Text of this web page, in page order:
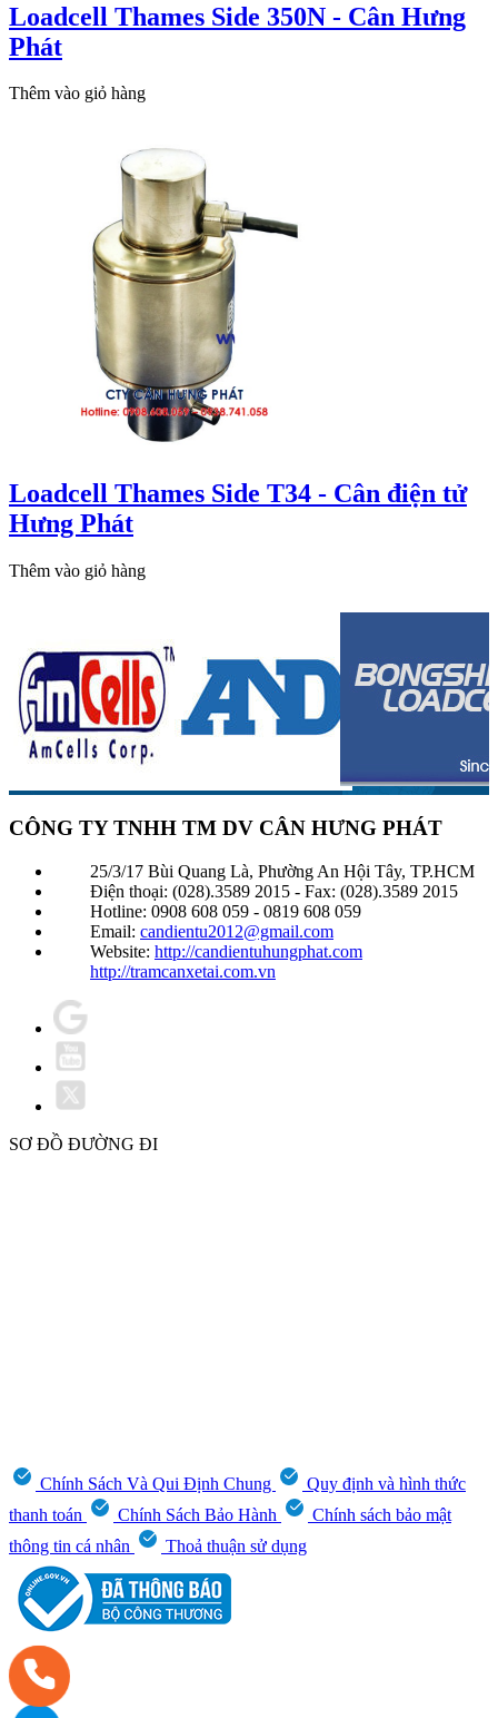
Loadcell Thames Side 350N - Cân Hưng
Phát
Thêm vào giỏ hàng
Loadcell Thames Side T34 - Cân điện tử
Hưng Phát
Thêm vào giỏ hàng
CÔNG TY TNHH TM DV CÂN HƯNG PHÁT
25/3/17 Bùi Quang Là, Phường An Hội Tây, TP.HCM
Điện thoại: (028).3589 2015 - Fax: (028).3589 2015
Hotline: 0908 608 059 - 0819 608 059
Email: candientu2012@gmail.com
Website: http://candientuhungphat.com
http://tramcanxetai.com.vn
SƠ ĐỒ ĐƯỜNG ĐI
Chính Sách Và Qui Định Chung
Quy định và hình thức
thanh toán
Chính Sách Bảo Hành
Chính sách bảo mật
thông tin cá nhân
Thoả thuận sử dụng